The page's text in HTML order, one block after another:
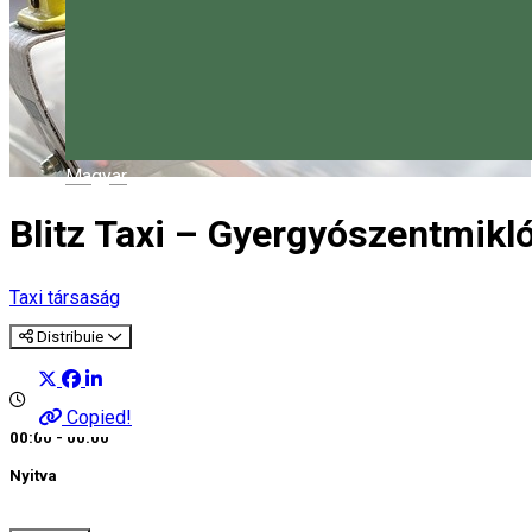
Magyar
Blitz Taxi –
Taxi társaság
Distribuie
Copied!
00:00 - 00:00
Nyitva